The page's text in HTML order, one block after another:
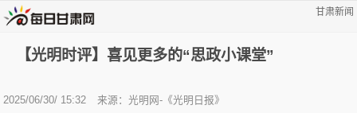
甘肃新闻
【光明时评】喜见更多的“思政小课堂”
2025/06/30/ 15:32 来源：光明网-《光明日报》